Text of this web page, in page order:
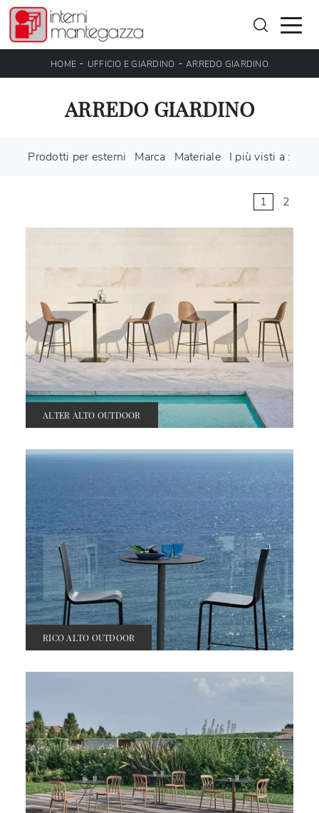
HOME - UFFICIO E GIARDINO -ARREDO GIARDINO
ARREDO GIARDINO
Prodotti per esterni Marca Materiale I più visti a :
1 2
ALTER ALTO OUTDOOR
RICO ALTO OUTDOOR